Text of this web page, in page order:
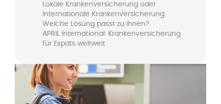
Lokale Krankenversicherung oder
internationale Krankenversicherung:
Welche Lösung passt zu Ihnen?
APRIL International: Krankenversicherung
für Expats weltweit